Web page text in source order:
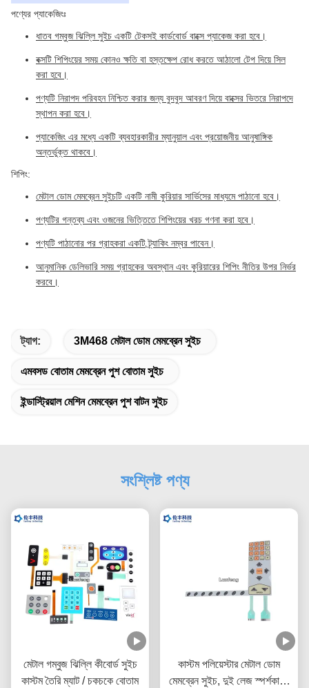
পণ্যের প্যাকেজিংঃ
ধাতব গম্বুজ ঝিল্লি সুইচ একটি টেকসই কার্ডবোর্ড বাক্সে প্যাকেজ করা হবে।
বক্সটি শিপিংয়ের সময় কোনও ক্ষতি বা হস্তক্ষেপ রোধ করতে আঠালো টেপ দিয়ে সিল
করা হবে।
পণ্যটি নিরাপদ পরিবহন নিশ্চিত করার জন্য বুদবুদ আবরণ দিয়ে বাক্সের ভিতরে নিরাপদে
স্থাপন করা হবে।
প্যাকেজিং এর মধ্যে একটি ব্যবহারকারীর ম্যানুয়াল এবং প্রয়োজনীয় আনুষাঙ্গিক
অন্তর্ভুক্ত থাকবে।
শিপিং:
মেটাল ডোম মেমব্রেন সুইচটি একটি নামী কুরিয়ার সার্ভিসের মাধ্যমে পাঠানো হবে।
পণ্যটির গন্তব্য এবং ওজনের ভিত্তিতে শিপিংয়ের খরচ গণনা করা হবে।
পণ্যটি পাঠানোর পর গ্রাহকরা একটি ট্র্যাকিং নম্বর পাবেন।
আনুমানিক ডেলিভারি সময় গ্রাহকের অবস্থান এবং কুরিয়ারের শিপিং নীতির উপর নির্ভর
করবে।
ট্যাগ: 3M468 মেটাল ডোম মেমব্রেন সুইচ
এমবসড বোতাম মেমব্রেন পুশ বোতাম সুইচ
ইন্ডাস্ট্রিয়াল মেশিন মেমব্রেন পুশ বাটন সুইচ
সংশ্লিষ্ট পণ্য
মেটাল গম্বুজ ঝিল্লি কীবোর্ড সুইচ
কাস্টম তৈরি ম্যাট / চকচকে বোতাম
কাস্টম পলিয়েস্টার মেটাল ডোম
মেমব্রেন সুইচ, দুই লেজ স্পর্শকাতর